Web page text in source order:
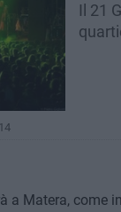
Il 21
a Matera, come